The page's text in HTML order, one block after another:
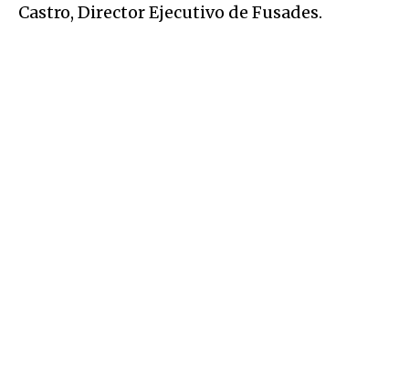
Castro, Director Ejecutivo de Fusades.